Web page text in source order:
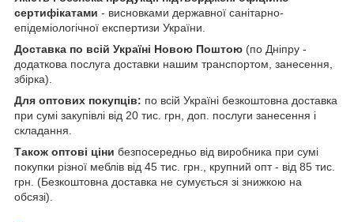
сертифікатами - висновками державної санітарно-
епідеміологічної експертизи України.
Доставка по всій Україні Новою Поштою (по Дніпру -
додаткова послуга доставки нашим транспортом, занесення,
збірка).
Для оптових покупців: по всій Україні безкоштовна доставка
при сумі закупівлі від 20 тис. грн, доп. послуги занесення і
складання.
Також оптові ціни безпосередньо від виробника при сумі
покупки різної меблів від 45 тис. грн., крупний опт - від 85 тис.
грн. (Безкоштовна доставка не сумується зі знижкою на
обсязі).